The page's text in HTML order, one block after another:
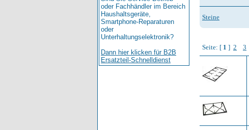
Steine
Seite: [ 1 ] 2 3